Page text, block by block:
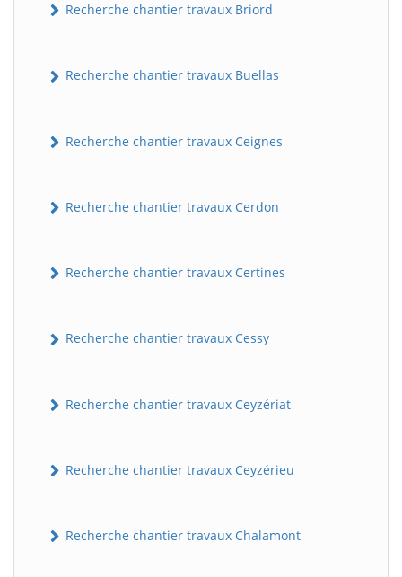
Recherche chantier travaux Briord
Recherche chantier travaux Buellas
Recherche chantier travaux Ceignes
Recherche chantier travaux Cerdon
Recherche chantier travaux Certines
Recherche chantier travaux Cessy
Recherche chantier travaux Ceyzériat
Recherche chantier travaux Ceyzérieu
Recherche chantier travaux Chalamont